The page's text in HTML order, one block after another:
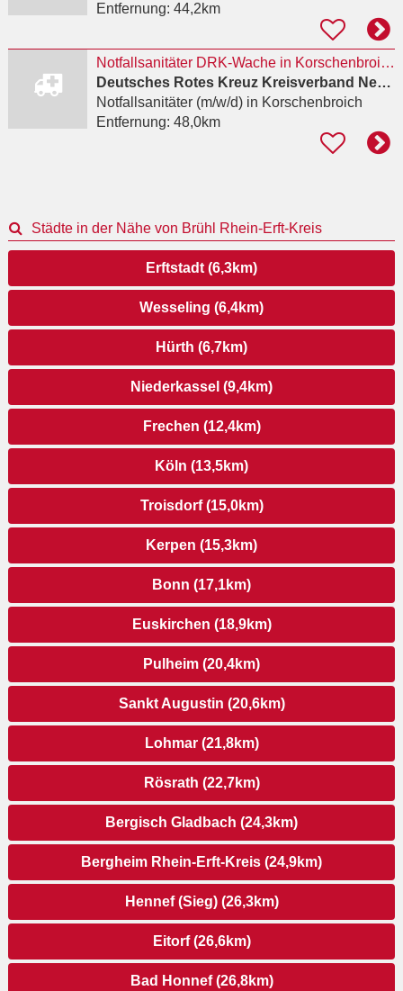
Entfernung: 44,2km
Notfallsanitäter DRK-Wache in Korschenbroich (m/w/d)
Deutsches Rotes Kreuz Kreisverband Neuss e.V.
Notfallsanitäter (m/w/d)in Korschenbroich
Entfernung: 48,0km
Städte in der Nähe von Brühl Rhein-Erft-Kreis
Erftstadt (6,3km)
Wesseling (6,4km)
Hürth (6,7km)
Niederkassel (9,4km)
Frechen (12,4km)
Köln (13,5km)
Troisdorf (15,0km)
Kerpen (15,3km)
Bonn (17,1km)
Euskirchen (18,9km)
Pulheim (20,4km)
Sankt Augustin (20,6km)
Lohmar (21,8km)
Rösrath (22,7km)
Bergisch Gladbach (24,3km)
Bergheim Rhein-Erft-Kreis (24,9km)
Hennef (Sieg) (26,3km)
Eitorf (26,6km)
Bad Honnef (26,8km)